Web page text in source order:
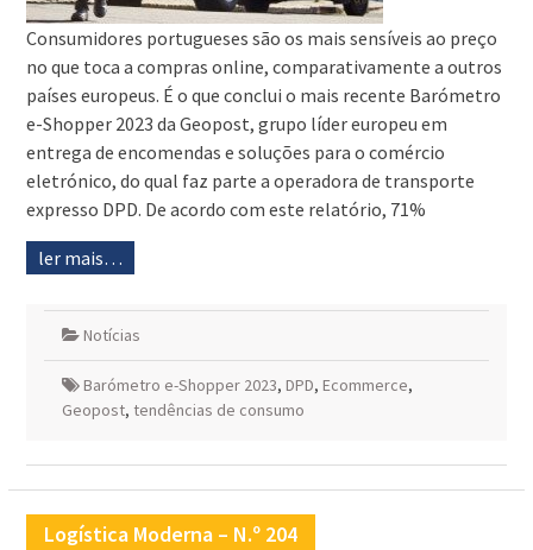
Consumidores portugueses são os mais sensíveis ao preço
no que toca a compras online, comparativamente a outros
países europeus. É o que conclui o mais recente Barómetro
e-Shopper 2023 da Geopost, grupo líder europeu em
entrega de encomendas e soluções para o comércio
eletrónico, do qual faz parte a operadora de transporte
expresso DPD. De acordo com este relatório, 71%
ler mais…
Notícias
Barómetro e-Shopper 2023, DPD, Ecommerce,
Geopost, tendências de consumo
Logística Moderna – N.º 204